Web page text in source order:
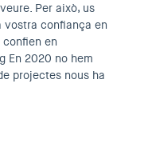
Per això, us
confiança en
en
En 2020 no hem
projectes nous ha